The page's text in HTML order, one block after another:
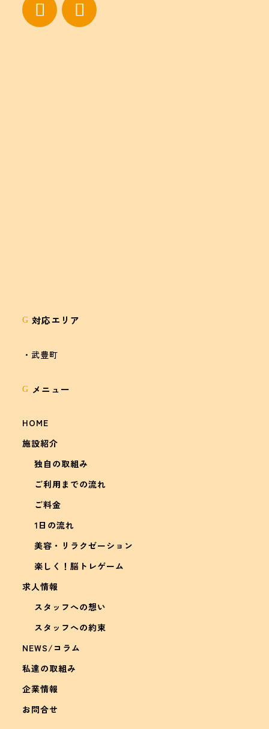
G 対応エリア
・武豊町
G メニュー
HOME
施設紹介
独自の取組み
ご利用までの流れ
ご料金
1日の流れ
美容・リラクゼーション
楽しく！脳トレゲーム
求人情報
スタッフへの想い
スタッフへの約束
NEWS/コラム
私達の取組み
企業情報
お問合せ